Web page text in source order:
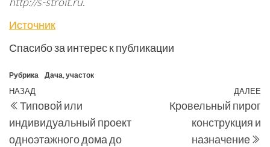
Источник
Спасибо за интерес к публикации
Рубрика Дача, участок
Навигация
по
записям
Предыдущая
запись
НАЗАД
Типовой или
индивидуальный проект
одноэтажного дома до
ДАЛЕЕ
Кровельный пирог
конструкция и
назначение